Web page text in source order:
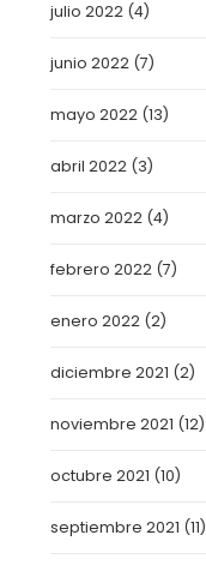
julio 2022 (4)
junio 2022 (7)
mayo 2022 (13)
abril 2022 (3)
marzo 2022 (4)
febrero 2022 (7)
enero 2022 (2)
diciembre 2021 (2)
noviembre 2021 (12)
octubre 2021 (10)
septiembre 2021 (11)